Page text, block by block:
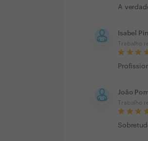
A
Isabel
Trabalho
João
Trabalho